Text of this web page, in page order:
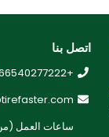
اتصل بنا
+966540277222
ساعات العمل